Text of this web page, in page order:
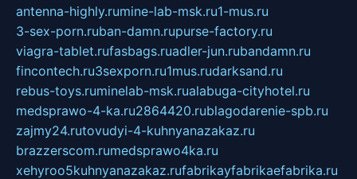
antenna-highly.rumine-lab-msk.ru1-mus.ru
3-sex-porn.ruban-damn.rupurse-factory.ru
viagra-tablet.rufasbags.ruadler-jun.rubandamn.ru
fincontech.ru3sexporn.ru1mus.rudarksand.ru
rebus-toys.ruminelab-msk.rualabuga-cityhotel.ru
medsprawo-4-ka.ru2864420.rublagodarenie-spb.ru
zajmy24.rutovudyi-4-kuhnyanazakaz.ru
brazzerscom.rumedsprawo4ka.ru
xehyroo5kuhnyanazakaz.rufabrikayfabrikaefabrika.ru